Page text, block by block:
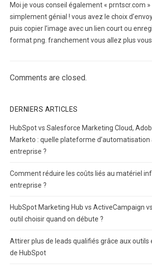
Moi je vous conseil également « prntscr.com
simplement génial ! vous avez le choix
puis copier l’image avec un lien court ou
format png. franchement vous allez plus vous
Comments are closed.
DERNIERS ARTICLES
HubSpot vs Salesforce Marketing Cloud,
Marketo : quelle plateforme d’automatisation
entreprise ?
Comment réduire les coûts liés au matériel
entreprise ?
HubSpot Marketing Hub vs ActiveCampaign
outil choisir quand on débute ?
Attirer plus de leads qualifiés grâce aux
de HubSpot